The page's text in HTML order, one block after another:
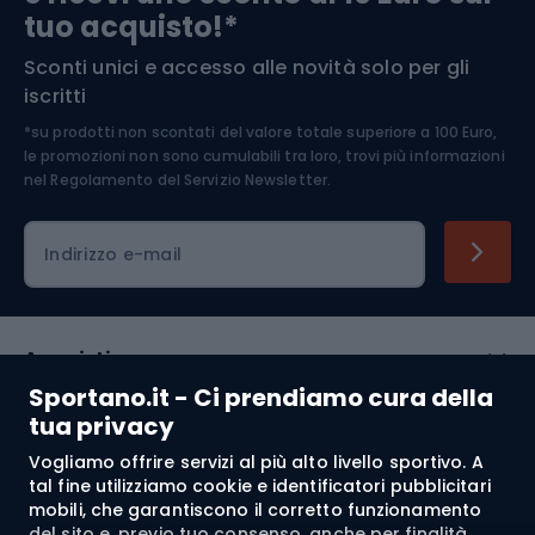
Sportano.it - Ci prendiamo cura della
tua privacy
Vogliamo offrire servizi al più alto livello sportivo. A
tal fine utilizziamo cookie e identificatori pubblicitari
mobili, che garantiscono il corretto funzionamento
Medicina dello sport
Abbigliamento ciclistico
tuo acquisto!*
Sconti unici e accesso alle novità solo per gli
iscritti
*su prodotti non scontati del valore totale superiore a 100 Euro,
le promozioni non sono cumulabili tra loro, trovi più informazioni
nel Regolamento del Servizio Newsletter.
Indirizzo e-mail
Acquisti
Servizio clienti
Regolamento